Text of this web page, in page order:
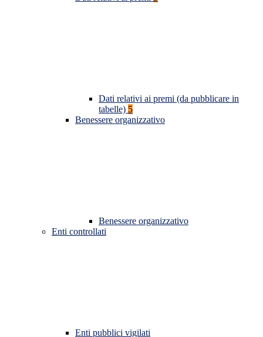
Dati relativi ai premi (da pubblicare in
tabelle) 5
Benessere organizzativo
Benessere organizzativo
Enti controllati
Enti pubblici vigilati